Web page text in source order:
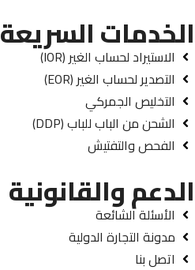
الخدمات السريعة
الاستيراد لحساب الغير (IOR)
التصدير لحساب الغير (EOR)
التخليص الجمركي
الشحن من الباب للباب (DDP)
الفحص والتفتيش
الدعم والقانونية
الأسئلة الشائعة
مدونة التجارة الدولية
اتصل بنا